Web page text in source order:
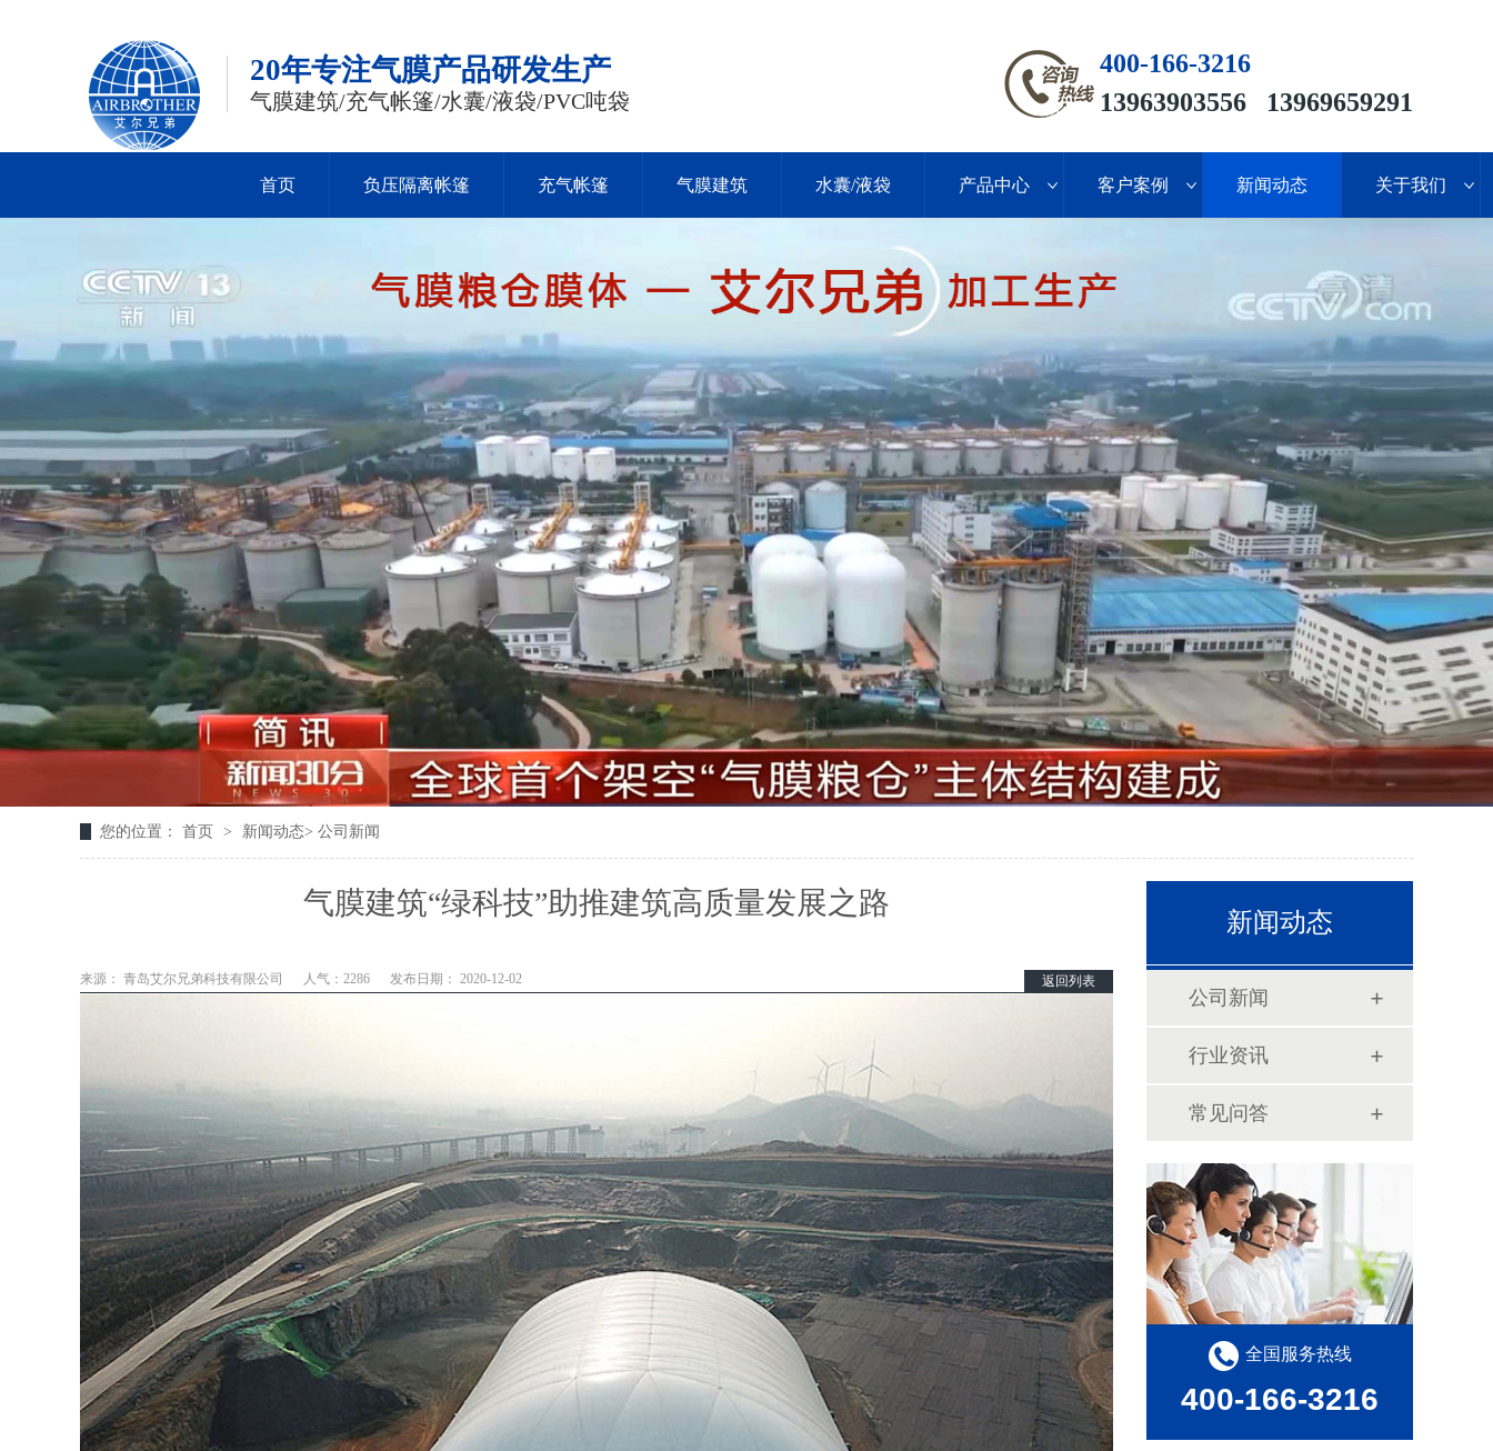
20年专注气膜产品研发生产
气膜建筑/充气帐篷/水囊/液袋/PVC吨袋
400-166-3216
13963903556 13969659291
首页 负压隔离帐篷 充气帐篷 气膜建筑 水囊/液袋 产品中心 客户案例 新闻动态 关于我们
您的位置： 首页 > 新闻动态> 公司新闻
气膜建筑“绿科技”助推建筑高质量发展之路
返回列表
来源： 青岛艾尔兄弟科技有限公司 人气：2286 发布日期： 2020-12-02
新闻动态
公司新闻
行业资讯
常见问答
全国服务热线
400-166-3216